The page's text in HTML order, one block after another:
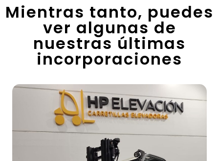
Mientras tanto, puedes
ver algunas de
nuestras últimas
incorporaciones